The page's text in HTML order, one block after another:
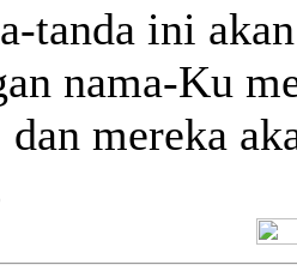
tanda ini
nama-Ku
mereka